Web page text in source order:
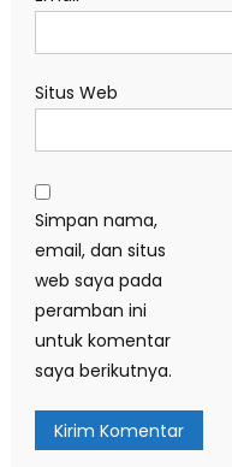
Situs Web
Simpan nama,
email, dan situs
web saya pada
peramban ini
untuk komentar
saya berikutnya.